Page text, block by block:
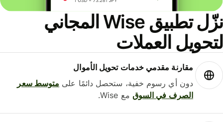
نزّل تطبيق Wise المجاني
العملات
مقارنة مقدمي خدمات تحويل الأموال
دون أي رسوم خفية، ستحصل دائمًا علىمتوسط ​​سعر
الصرف في السوقمع Wise.